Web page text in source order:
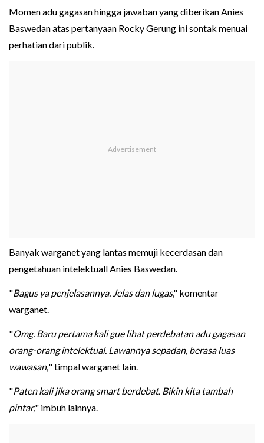
Momen adu gagasan hingga jawaban yang diberikan Anies
Baswedan atas pertanyaan Rocky Gerung ini sontak menuai
perhatian dari publik.
Banyak warganet yang lantas memuji kecerdasan dan
pengetahuan intelektuall Anies Baswedan.
"Bagus ya penjelasannya. Jelas dan lugas," komentar
warganet.
"Omg. Baru pertama kali gue lihat perdebatan adu gagasan
orang-orang intelektual. Lawannya sepadan, berasa luas
wawasan," timpal warganet lain.
"Paten kali jika orang smart berdebat. Bikin kita tambah
pintar," imbuh lainnya.